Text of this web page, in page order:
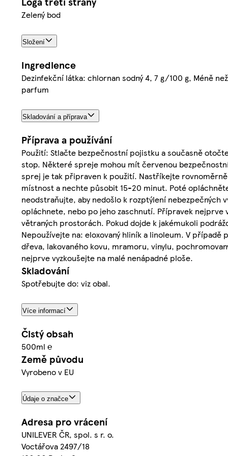
Zelený bod
Složení
Ingredience
Dezinfekční látka: chlornan sodný 4, 7 g/100 g, Méně
parfum
Skladování a příprava
Příprava a používání
Použití: Stlačte bezpečnostní pojistku a současně
stop. Některé spreje mohou mít červenou
sprej je tak připraven k použití. Nastříkejte
místnost a nechte působit 15-20 minut. Poté
neodstraňujte, aby nedošlo k rozptýlení
opláchnete, nebo po jeho zaschnutí. Přípravek nejprve
větraných prostorách. Pokud dojde k jakémukoli
Nepoužívejte na: eloxovaný hliník a linoleum. V
dřeva, lakovaného kovu, mramoru, vinylu,
nejprve vyzkoušejte na malé nenápadné ploše.
Skladování
Spotřebujte do: viz obal.
Více informací
Čistý obsah
500ml ℮
Země původu
Vyrobeno v EU
Údaje o značce
Adresa pro vrácení
UNILEVER ČR, spol. s r. o.
Voctářova 2497/18